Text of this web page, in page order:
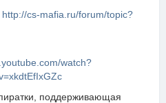
http://cs-mafia.ru/forum/topic?
watch?
поддерживающая